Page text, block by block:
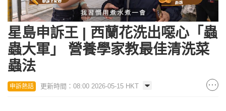
Unmute Loaded:
24.89%
星島申訴王 | 西蘭花洗出噁心「蟲
蟲大軍」 營養學家教最佳清洗菜
蟲法
申訴熱話 更新時間：08:00 2026-05-15 HKT